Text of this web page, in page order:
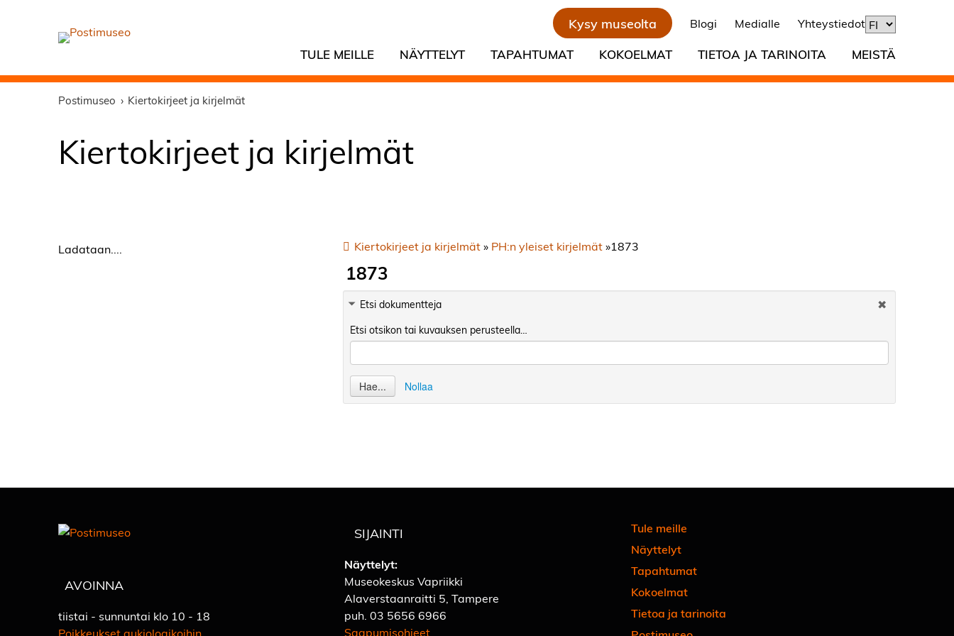
Kysy museolta Blogi Medialle Yhteystiedot
TULE MEILLE NÄYTTELYT TAPAHTUMAT KOKOELMAT TIETOA JA TARINOITA MEISTÄ
Postimuseo Kiertokirjeet ja kirjelmät
Kiertokirjeet ja kirjelmät
Ladataan.... Kiertokirjeet ja kirjelmät» PH:n yleiset kirjelmät»1873
1873
Etsi dokumentteja
Etsi otsikon tai kuvauksen perusteella…
Hae... Nollaa
AVOINNA
tiistai - sunnuntai klo 10 - 18
Poikkeukset aukioloaikoihin
SIJAINTI
Näyttelyt:
Museokeskus Vapriikki
Alaverstaanraitti 5, Tampere
puh.03 5656 6966
Saapumisohjeet
Tule meille
Näyttelyt
Tapahtumat
Kokoelmat
Tietoa ja tarinoita